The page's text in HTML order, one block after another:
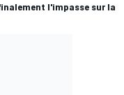
l'impasse sur la